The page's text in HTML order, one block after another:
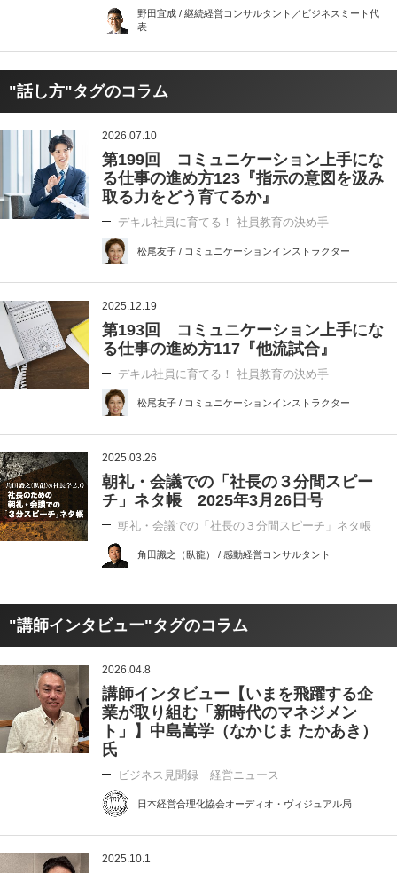
野田宜成 / 継続経営コンサルタント／ビジネスミート代
表
"話し方"タグのコラム
2026.07.10
第199回 コミュニケーション上手にな
る仕事の進め方123『指示の意図を汲み
取る力をどう育てるか』
デキル社員に育てる！ 社員教育の決め手
松尾友子 / コミュニケーションインストラクター
2025.12.19
第193回 コミュニケーション上手にな
る仕事の進め方117『他流試合』
デキル社員に育てる！ 社員教育の決め手
松尾友子 / コミュニケーションインストラクター
2025.03.26
朝礼・会議での「社長の３分間スピー
チ」ネタ帳 2025年3月26日号
朝礼・会議での「社長の３分間スピーチ」ネタ帳
角田識之（臥龍） / 感動経営コンサルタント
"講師インタビュー"タグのコラム
2026.04.8
講師インタビュー【いまを飛躍する企
業が取り組む「新時代のマネジメン
ト」】中島嵩学（なかじま たかあき）
氏
ビジネス見聞録 経営ニュース
日本経営合理化協会オーディオ・ヴィジュアル局
2025.10.1